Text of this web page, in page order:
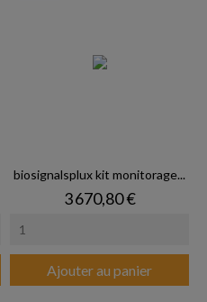
biosignalsplux kit monitorage...
Prix
3 670,80 €
Ajouter au panier